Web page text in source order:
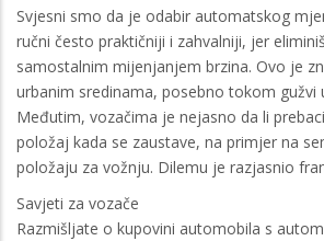
Svjesni smo da je odabir automatskog
ručni često praktičniji i zahvalniji, jer
samostalnim mijenjanjem brzina. Ovo je
urbanim sredinama, posebno tokom gužvi
Međutim, vozačima je nejasno da li
položaj kada se zaustave, na primjer na
položaju za vožnju. Dilemu je razjasnio
Savjeti za vozače
Razmišljate o kupovini automobila s